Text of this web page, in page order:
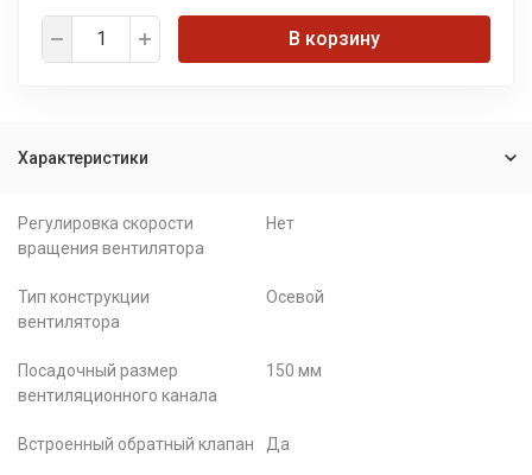
В корзину
Характеристики
Регулировка скорости
вращения вентилятора
Нет
Тип конструкции
вентилятора
Осевой
Посадочный размер
вентиляционного канала
150 мм
Встроенный обратный клапан Да